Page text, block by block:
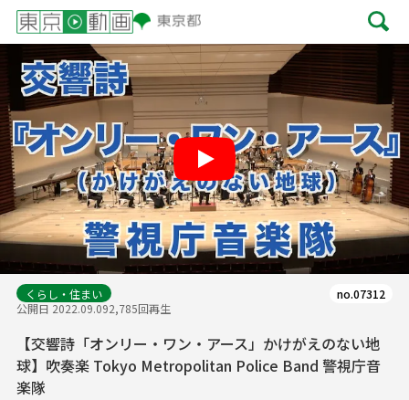
Play
くらし・住まい
公開日 2022.09.092,785回再生
no.07312
【交響詩「オンリー・ワン・アース」かけがえのない地
球】吹奏楽 Tokyo Metropolitan Police Band 警視庁音
楽隊